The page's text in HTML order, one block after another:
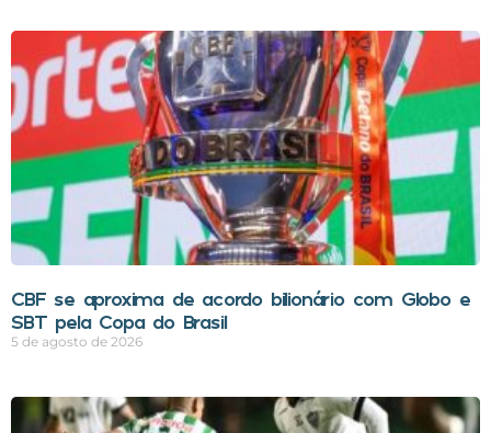
CBF se aproxima de acordo bilionário com Globo e
SBT pela Copa do Brasil
5 de agosto de 2026